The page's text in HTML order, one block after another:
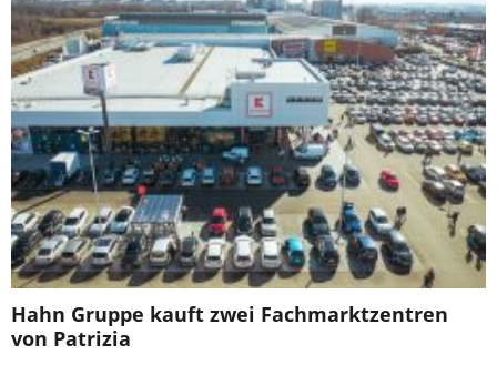
Hahn Gruppe kauft zwei Fachmarktzentren
von Patrizia